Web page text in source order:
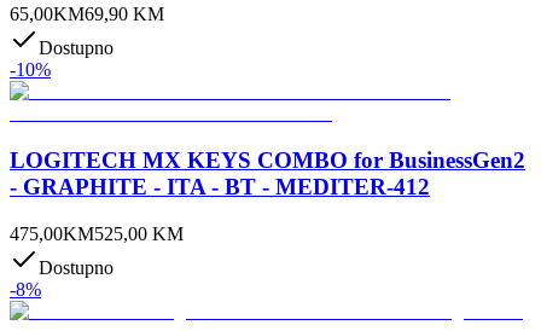
65,00KM69,90 KM
Dostupno
-10%
LOGITECH MX KEYS COMBO for BusinessGen2
- GRAPHITE - ITA - BT - MEDITER-412
475,00KM525,00 KM
Dostupno
-8%